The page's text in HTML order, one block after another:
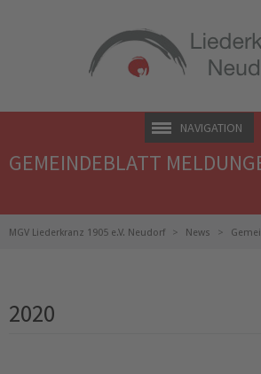
NAVIGATION
GEMEINDEBLATT
MGV Liederkranz 1905 e.V. Neudorf News
2020